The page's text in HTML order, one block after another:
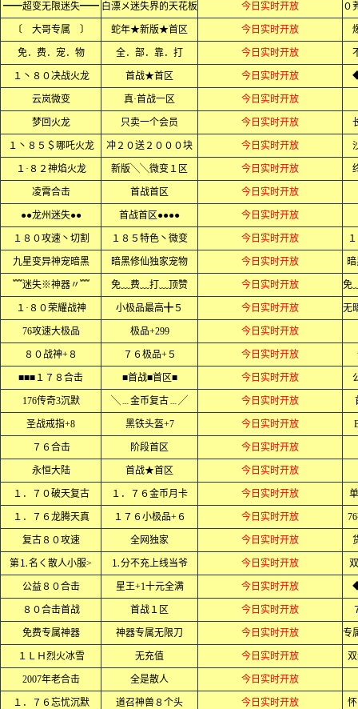
━━超变无限迷失━━ 白漂メ迷失界的天花板 今日实时开放
〔 大哥专属 〕 蛇年★新版★首区 今日实时开放
免．费．宠．物 全．部．靠．打 今日实时开放
１丶８０决战火龙 首战★首区 今日实时开放
云岚微变 真·首战一区 今日实时开放
梦回火龙 只卖一个会员 今日实时开放
１丶８５＄哪吒火龙 冲２０送２０００块 今日实时开放
１·８２神焰火龙 新版╲╲微变１区 今日实时开放
凌霄合击 首战首区 今日实时开放
●●龙州迷失●● 首战首区●●●● 今日实时开放
１８０攻速丶切割 １８５特色丶微变 今日实时开放
九星变异神宠暗黑 暗黑修仙独家宠物 今日实时开放
﹌迷失※神器〃﹌ 免﹏费﹏打﹏顶赞 今日实时开放
１·８０荣耀战神 小极品最高╋５ 今日实时开放
76攻速大极品 极品+299 今日实时开放
８０战神+８ ７６极品+５ 今日实时开放
■■■１７８合击 ■首战■首区■ 今日实时开放
176传奇3沉默 ╲﹍金币复古﹍╱ 今日实时开放
圣战戒指+8 黑铁头盔+7 今日实时开放
７６合击 阶段首区 今日实时开放
永恒大陆 首战★首区 今日实时开放
１．７０破天复古 １．７６金币月卡 今日实时开放
１．７６龙腾天真 １７６小极品+６ 今日实时开放
复古８０攻速 全网独家 今日实时开放
第⒈名く散人小服> ⒈分不充上线当爷 今日实时开放
公益８０合击 星王+1十元全满 今日实时开放
８０合击首战 首战１区 今日实时开放
免费专属神器 神器专属无限刀 今日实时开放
１ＬＨ烈火冰雪 无充值 今日实时开放
2007年老合击 全是散人 今日实时开放
１．７６忘忧沉默 道召神兽８个头 今日实时开放